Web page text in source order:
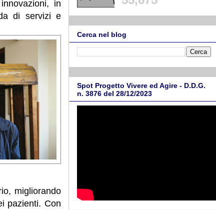
in
di servizi e
migliorando
pazienti. Con
Cerca nel blog
Spot Progetto Vivere ed Agire - D.D.G.
n. 3876 del 28/12/2023